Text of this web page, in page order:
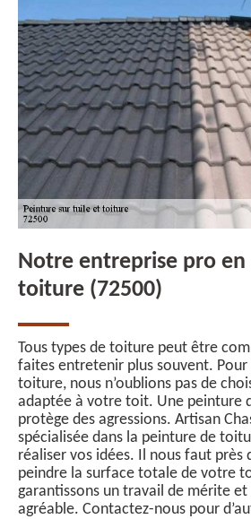
Notre entreprise pro
toiture (72500)
Tous types de toiture peut être
faites entretenir plus souvent.
toiture, nous n’oublions pas de
adaptée à votre toit. Une peinture
protège des agressions. Artisan
spécialisée dans la peinture de
réaliser vos idées. Il nous faut près
peindre la surface totale de votre
garantissons un travail de mérite
agréable. Contactez-nous pour